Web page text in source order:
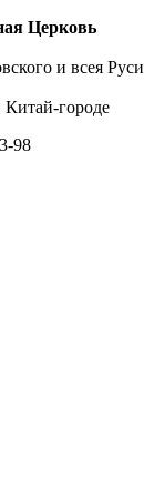
Церковь
и всея Руси
Китай-городе
98